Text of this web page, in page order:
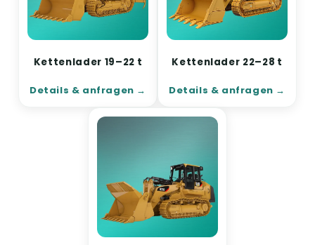
Kettenlader 19–22 t
Details & anfragen
Kettenlader 22–28 t
Details & anfragen